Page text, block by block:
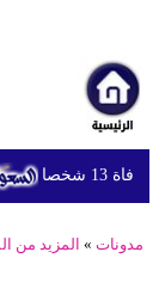
مدونات » المزيد من